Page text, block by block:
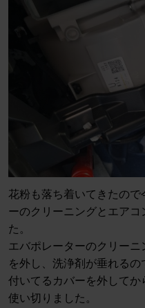
花粉も落ち着いてきたの
ーのクリーニングとエア
た。
エバポレーターのクリー
を外し、洗浄剤が垂れる
付いてるカバーを外して
使い切りました。